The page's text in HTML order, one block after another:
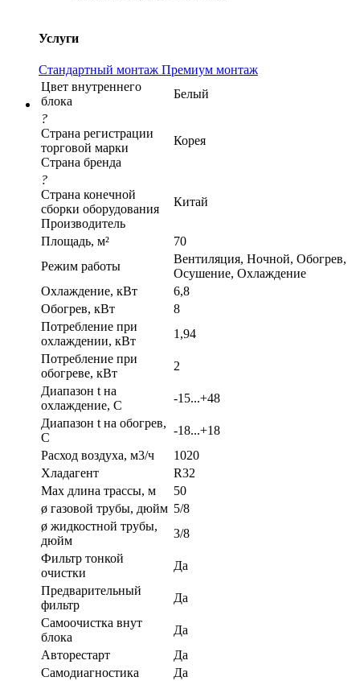
Услуги
Стандартный монтаж Премиум монтаж
Цвет внутреннего
блока
Белый
?
Страна регистрации
торговой марки
Страна бренда
Корея
?
Страна конечной
сборки оборудования
Производитель
Китай
Площадь, м²
70
Режим работы
Вентиляция, Ночной, Обогрев,
Осушение, Охлаждение
Охлаждение, кВт
6,8
Обогрев, кВт
8
Потребление при
охлаждении, кВт
1,94
Потребление при
обогреве, кВт
2
Диапазон t на
охлаждение, С
-15...+48
Диапазон t на обогрев,
С
-18...+18
Расход воздуха, м3/ч
1020
Хладагент
R32
Max длина трассы, м
50
ø газовой трубы, дюйм 5/8
ø жидкостной трубы,
дюйм
3/8
Фильтр тонкой
очистки
Да
Предварительный
фильтр
Да
Самоочистка внут
блока
Да
Авторестарт
Да
Самодиагностика
Да